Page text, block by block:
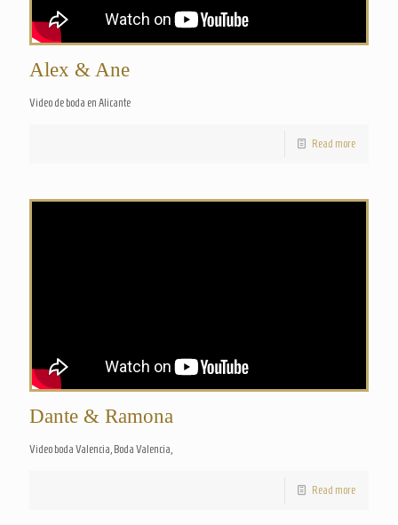
Alex & Ane
Video de boda en Alicante
Read more
Dante & Ramona
Video boda Valencia, Boda Valencia,
Read more